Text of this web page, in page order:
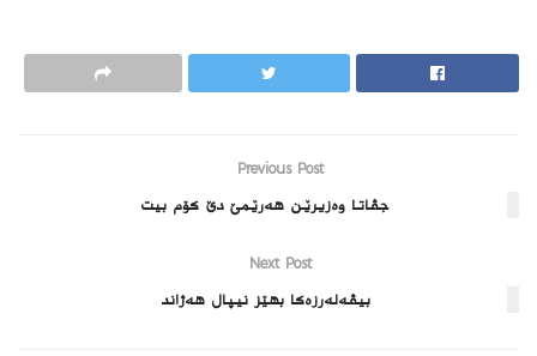
Previous Post
جڤاتا وەزیرێن هەرێمێ دێ كۆم بیت
Next Post
بیڤەلەرزەكا بهێز نیپال هەژاند